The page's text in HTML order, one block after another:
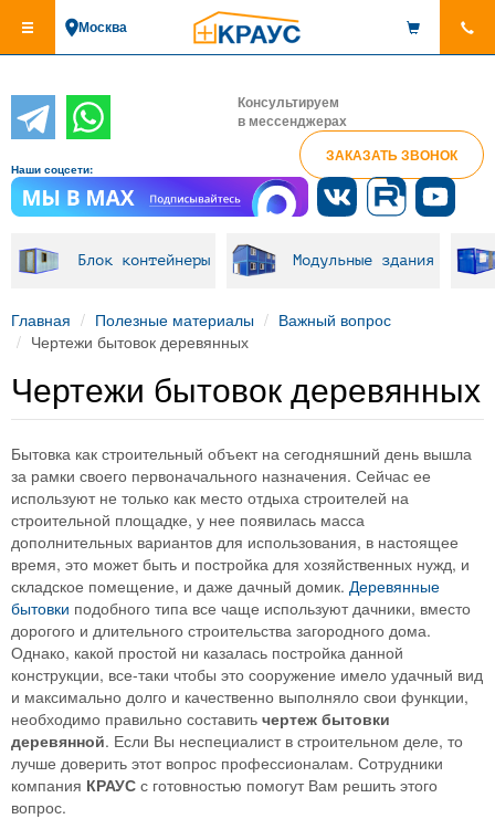
основному
Москва
Консультируем
в мессенджерах
ЗАКАЗАТЬ ЗВОНОК
Наши соцсети:
Блок контейнеры Модульные здания
Главная Полезные материалы
Важный вопрос
Чертежи бытовок деревянных
Чертежи бытовок деревянных
Бытовка как строительный объект на сегодняшний день вышла
за рамки своего первоначального назначения. Сейчас ее
используют не только как место отдыха строителей на
строительной площадке, у нее появилась масса
дополнительных вариантов для использования, в настоящее
время, это может быть и постройка для хозяйственных нужд, и
складское помещение, и даже дачный домик. Деревянные
бытовки подобного типа все чаще используют дачники, вместо
дорогого и длительного строительства загородного дома.
Однако, какой простой ни казалась постройка данной
конструкции, все-таки чтобы это сооружение имело удачный вид
и максимально долго и качественно выполняло свои функции,
необходимо правильно составить чертеж бытовки
деревянной. Если Вы неспециалист в строительном деле, то
лучше доверить этот вопрос профессионалам. Сотрудники
компания КРАУС с готовностью помогут Вам решить этого
вопрос.